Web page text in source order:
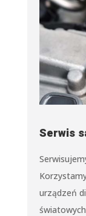
Serwis
urządzeń